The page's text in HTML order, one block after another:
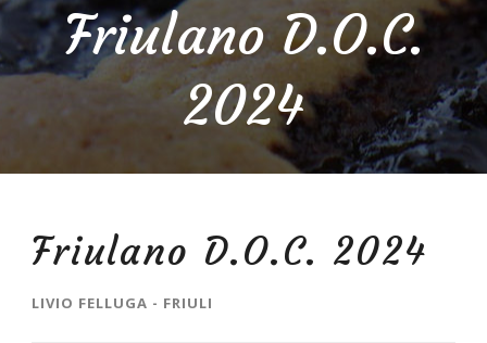
Friulano D.O.C.
2024
Friulano D.O.C. 2024
LIVIO FELLUGA - FRIULI